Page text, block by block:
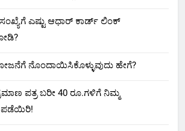
ಎಷ್ಟು ಆಧಾರ್ ಕಾರ್ಡ್ ಲಿಂಕ್
ನೊಂದಾಯಿಸಿಕೊಳ್ಳುವುದು ಹೇಗೆ?
ಪತ್ರ ಬರೀ 40 ರೂ.ಗಳಿಗೆ ನಿಮ್ಮ
ಪಡೆಯಿರಿ!